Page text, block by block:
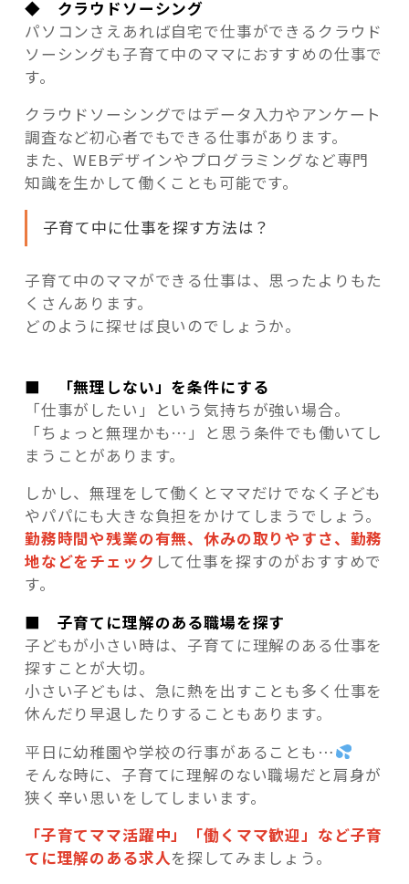
◆ クラウドソーシング
パソコンさえあれば自宅で仕事ができるクラウド
ソーシングも子育て中のママにおすすめの仕事で
す。
クラウドソーシングではデータ入力やアンケート
調査など初心者でもできる仕事があります。
また、WEBデザインやプログラミングなど専門
知識を生かして働くことも可能です。
子育て中に仕事を探す方法は？
子育て中のママができる仕事は、思ったよりもた
くさんあります。
どのように探せば良いのでしょうか。
■ 「無理しない」を条件にする
「仕事がしたい」という気持ちが強い場合。
「ちょっと無理かも…」と思う条件でも働いてし
まうことがあります。
しかし、無理をして働くとママだけでなく子ども
やパパにも大きな負担をかけてしまうでしょう。
勤務時間や残業の有無、休みの取りやすさ、勤務
地などをチェック して仕事を探すのがおすすめで
す。
■ 子育てに理解のある職場を探す
子どもが小さい時は、子育てに理解のある仕事を
探すことが大切。
小さい子どもは、急に熱を出すことも多く仕事を
休んだり早退したりすることもあります。
平日に幼稚園や学校の行事があることも…
そんな時に、子育てに理解のない職場だと肩身が
狭く辛い思いをしてしまいます。
「子育てママ活躍中」「働くママ歓迎」など子育
てに理解のある求人を探してみましょう。